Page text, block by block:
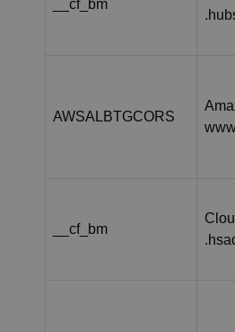
__cf_bm
AWSALBTGCORS
__cf_bm